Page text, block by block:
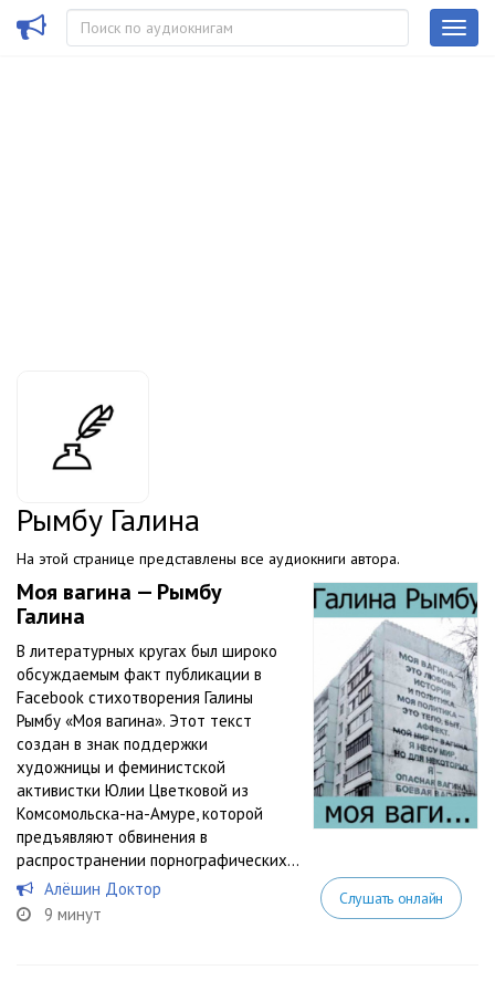
Рымбу Галина
На этой странице представлены все аудиокниги автора.
Моя вагина — Рымбу
Галина
В литературных кругах был широко
обсуждаемым факт публикации в
Facebook стихотворения Галины
Рымбу «Моя вагина». Этот текст
создан в знак поддержки
художницы и феминистской
активистки Юлии Цветковой из
Комсомольска-на-Амуре, которой
предъявляют обвинения в
распространении порнографических...
Алёшин Доктор
9 минут
Слушать онлайн